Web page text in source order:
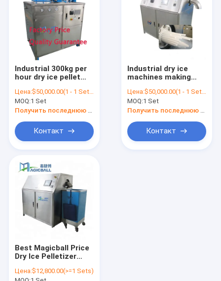
Автоматический создатель льда
Машина для фруктового мороженого
Снежная мороженная
Машина для мороженого
Электрическая морозильная машина
Industrial 300kg per
hour dry ice pellet
machines for
sale/mini dry ice
machine
Цена:$50,000.00(1 - 1 Sets) $11,000.00(>=2 Sets)
MOQ:1 Set
Получить последнюю цену
Контакт
Industrial dry ice
machines making
machine CO2
pelletizer maker/dry
ice freezer machine
Цена:$50,000.00(1 - 1 Sets) $11,000.00(>=2 Sets)
MOQ:1 Set
Получить последнюю цену
Контакт
Best Magicball Price
Dry Ice Pelletizer
Dry Ice Pellets Maker
Цена:$12,800.00(>=1 Sets)